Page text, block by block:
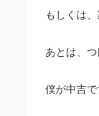
もしくは
あとは、
僕が中吉